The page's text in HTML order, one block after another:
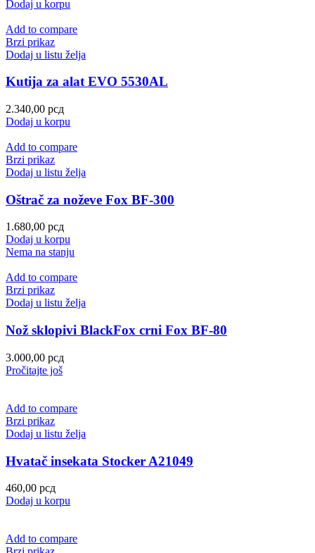
Dodaj u korpu
Add to compare
Brzi prikaz
Dodaj u listu želja
Kutija za alat EVO 5530AL
2.340,00 рсд
Dodaj u korpu
Add to compare
Brzi prikaz
Dodaj u listu želja
Oštrač za noževe Fox BF-300
1.680,00 рсд
Dodaj u korpu
Nema na stanju
Add to compare
Brzi prikaz
Dodaj u listu želja
Nož sklopivi BlackFox crni Fox BF-80
3.000,00 рсд
Pročitajte još
Add to compare
Brzi prikaz
Dodaj u listu želja
Hvatač insekata Stocker A21049
460,00 рсд
Dodaj u korpu
Add to compare